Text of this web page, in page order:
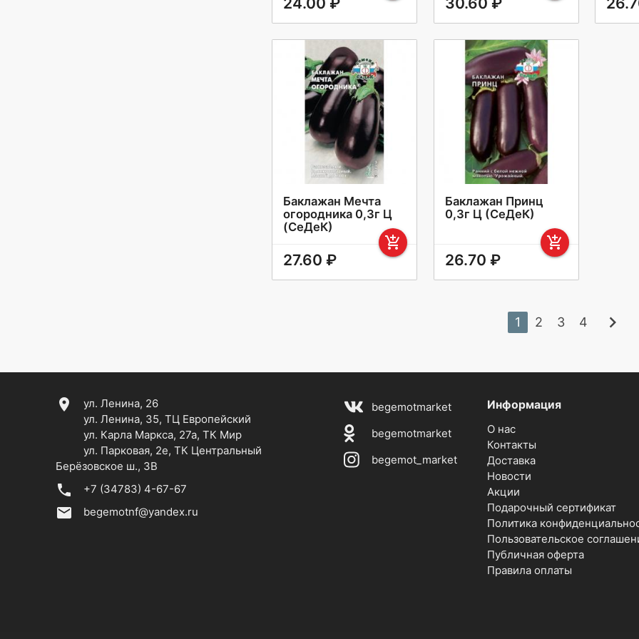
Баклажан Мечта
огородника 0,3г Ц
(СеДеК)
add_shopping_cart
27.60 ₽
Баклажан Принц
0,3г Ц (СеДеК)
add_shopping_cart
26.70 ₽
1 2 3 4 chevron_right
location_on
ул. Ленина, 26
ул. Ленина, 35, ТЦ Европейский
ул. Карла Маркса, 27а, ТК Мир
ул. Парковая, 2е, ТК Центральный
Берёзовское ш., 3В
phone +7 (34783) 4-67-67
email begemotnf@yandex.ru
begemotmarket
begemotmarket
begemot_market
Информация
О нас
Контакты
Доставка
Новости
Акции
Подарочный сертификат
Политика
Пользовательское
Публичная оферта
Правила оплаты